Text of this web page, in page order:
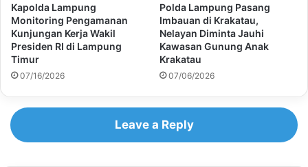
Kapolda Lampung
Monitoring Pengamanan
Kunjungan Kerja Wakil
Presiden RI di Lampung
Timur
07/16/2026
Polda Lampung Pasang
Imbauan di Krakatau,
Nelayan Diminta Jauhi
Kawasan Gunung Anak
Krakatau
07/06/2026
Leave a Reply